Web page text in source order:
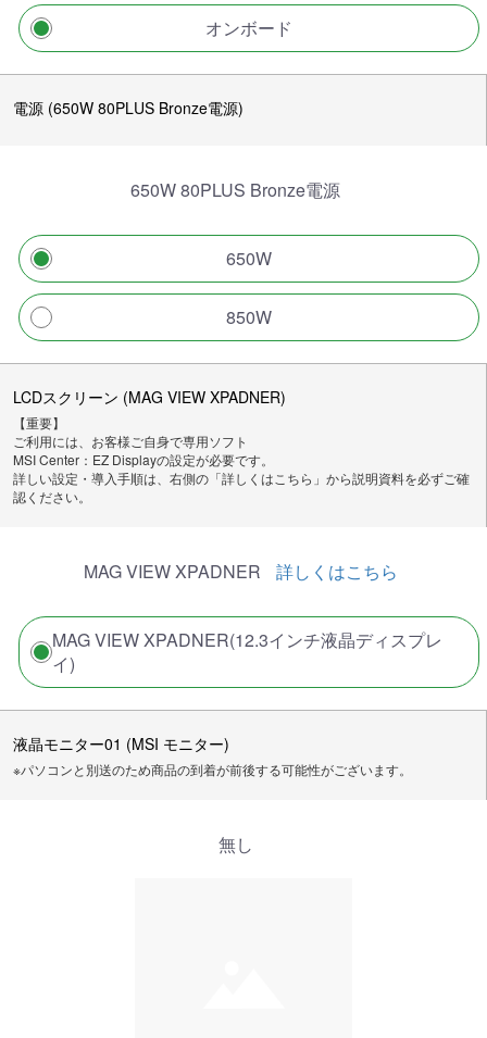
オンボード
電源 (650W 80PLUS Bronze電源)
650W 80PLUS Bronze電源
650W
850W
LCDスクリーン (MAG VIEW XPADNER)
【重要】
ご利用には、お客様ご自身で専用ソフト
MSI Center：EZ Displayの設定が必要です。
詳しい設定・導入手順は、右側の「詳しくはこちら」から説明資料を必ずご確
認ください。
MAG VIEW XPADNER 詳しくはこちら
MAG VIEW XPADNER(12.3インチ液晶ディスプレ
イ)
液晶モニター01 (MSI モニター)
※パソコンと別送のため商品の到着が前後する可能性がございます。
無し